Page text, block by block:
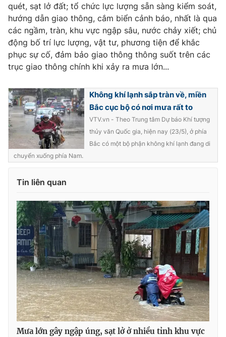
Ðiện thoại Thời báo VTV:024.66 897 897
Email:toasoan@vtv.vn
Liên hệ quảng cáo:024-7300.7108
thuận bằng văn bản. Ghi rõ nguồn VTV.vn khi phát hành lại
quét, sạt lở đất; tổ chức lực lượng sẵn sàng kiểm soát,
hướng dẫn giao thông, cắm biển cảnh báo, nhất là qua
các ngầm, tràn, khu vực ngập sâu, nước chảy xiết; chủ
động bố trí lực lượng, vật tư, phương tiện để khắc
phục sự cố, đảm bảo giao thông thông suốt trên các
trục giao thông chính khi xảy ra mưa lớn...
Không khí lạnh sắp tràn về, miền
Bắc cục bộ có nơi mưa rất to
VTV.vn - Theo Trung tâm Dự báo Khí tượng
thủy văn Quốc gia, hiện nay (23/5), ở phía
Bắc có một bộ phận không khí lạnh đang di
chuyển xuống phía Nam.
Tin liên quan
Mưa lớn gây ngập úng, sạt lở ở nhiều tỉnh khu vực